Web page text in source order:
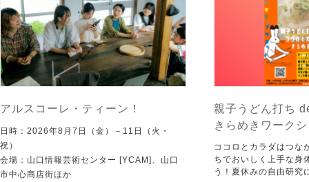
アルスコーレ・ティーン！
日時：2026年8月7日（金）－11日（火・
祝）
会場：山口情報芸術センター [YCAM]、山口
市中心商店街ほか
親子うどん打ち
きらめきワーク
ココロとカラダはつな
ちでおいしく上手な身
う！夏休みの自由研究